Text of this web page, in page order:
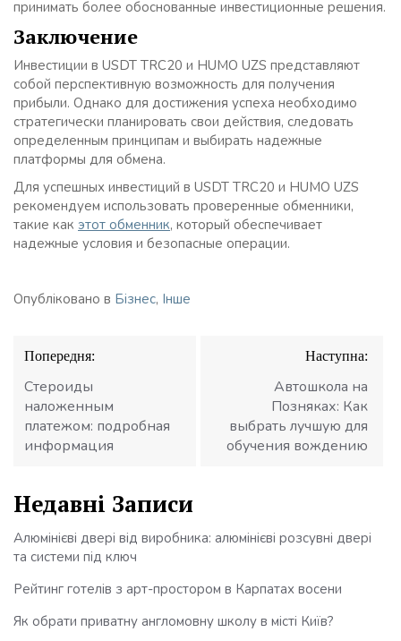
принимать более обоснованные инвестиционные решения.
Заключение
Инвестиции в USDT TRC20 и HUMO UZS представляют
собой перспективную возможность для получения
прибыли. Однако для достижения успеха необходимо
стратегически планировать свои действия, следовать
определенным принципам и выбирать надежные
платформы для обмена.
Для успешных инвестиций в USDT TRC20 и HUMO UZS
рекомендуем использовать проверенные обменники,
такие как этот обменник, который обеспечивает
надежные условия и безопасные операции.
Опубліковано в Бізнес, Інше
Навігація
записів
Попередня:
Стероиды
наложенным
платежом: подробная
информация
Наступна:
Автошкола на
Позняках: Как
выбрать лучшую для
обучения вождению
Недавні Записи
Алюмінієві двері від виробника: алюмінієві розсувні двері
та системи під ключ
Рейтинг готелів з арт-простором в Карпатах восени
Як обрати приватну англомовну школу в місті Київ?